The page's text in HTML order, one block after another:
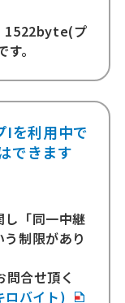
1522byte(プ
。
Iを利用中で
できます
「同一中継
制限があり
合せ頂く
ロバイト)